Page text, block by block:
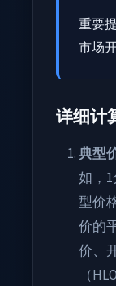
重要
市场
详细计
典型
如，
型价
价的
价、
（